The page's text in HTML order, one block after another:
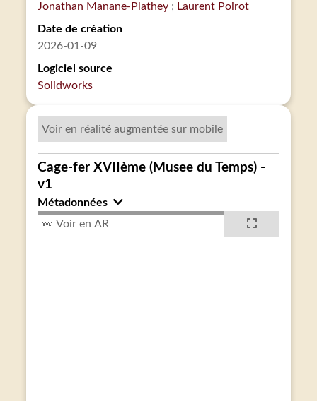
Jonathan Manane-Plathey
Laurent Poirot
Date de création
2026-01-09
Logiciel source
Solidworks
Voir en réalité augmentée sur mobile
Cage-fer XVIIème (Musee du Temps) -
v1
Métadonnées
👀 Voir en AR